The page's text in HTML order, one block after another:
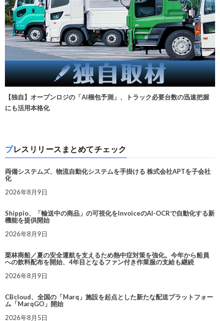
【独自】オープンロジの「AI梱包予測」、トラック必要台数の迅速把握
にも活用本格化
プレスリリースまとめてチェック
両備システムズ、物流自動化システムを手掛ける 株式会社APTを子会社
化
2026年8月9日
Shippio、「輸送中の商品」の可視化をInvoiceのAI-OCRで自動化する新
機能を提供開始
2026年8月9日
栗林商船／夏の安全運航を支えるため熱中症対策を強化。今年から船員
への飲料配布を開始、4年目となるファン付き作業服の支給も継続
2026年8月9日
CBcloud、全国の「Marq」施設を起点とした新たな配送プラットフォー
ム「MarqGO」開始
2026年8月5日